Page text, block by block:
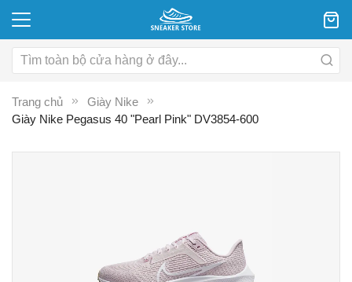
Trang chủ
Giày Nike
Giày Nike Pegasus 40 "Pearl Pink" DV3854-600